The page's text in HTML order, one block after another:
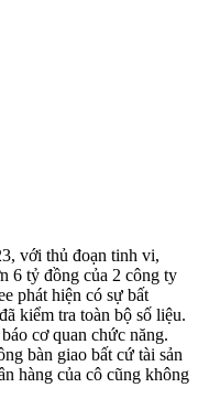
với thủ đoạn tinh vi,
6 tỷ đồng của 2 công ty
phát hiện có sự bất
kiểm tra toàn bộ số liệu.
cơ quan chức năng.
bàn giao bất cứ tài sản
hàng của cô cũng không